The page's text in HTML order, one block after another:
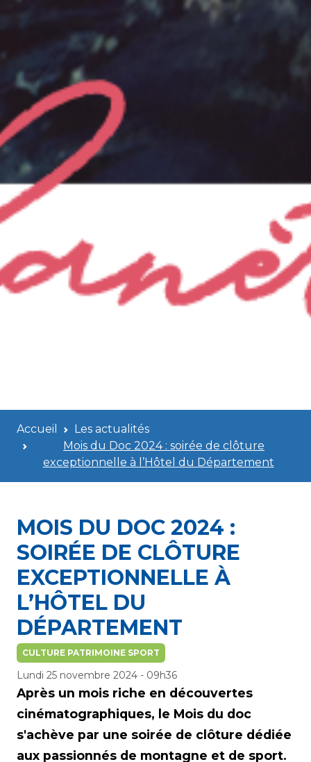
Accueil
Les actualités
Mois du Doc 2024 : soirée de clôture
exceptionnelle à l’Hôtel du Département
MOIS DU DOC 2024 :
SOIRÉE DE CLÔTURE
EXCEPTIONNELLE À
L’HÔTEL DU
DÉPARTEMENT
CULTURE PATRIMOINE SPORT
Lundi 25 novembre 2024 - 09h36
Après un mois riche en découvertes
cinématographiques, le Mois du doc
s'achève par une soirée de clôture dédiée
aux passionnés de montagne et de sport.